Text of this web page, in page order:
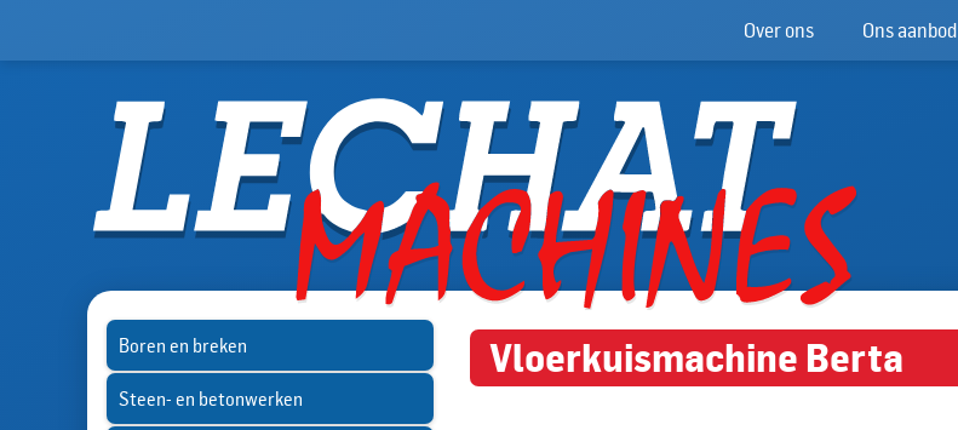
Over ons Ons aanbod
Boren en breken
Steen- en betonwerken
Vloerkuismachine Berta